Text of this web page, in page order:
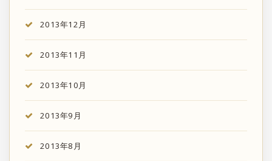
2013年12月
2013年11月
2013年10月
2013年9月
2013年8月